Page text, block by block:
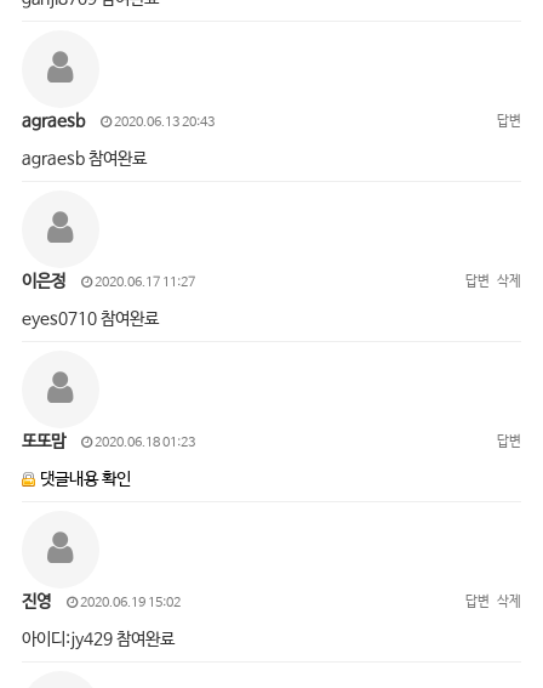
agraesb 2020.06.13 20:43 답변
agraesb 참여완료
이은정 2020.06.17 11:27 답변 삭제
eyes0710 참여완료
또또맘 2020.06.18 01:23 답변
댓글내용 확인
진영 2020.06.19 15:02 답변 삭제
아이디:jy429 참여완료